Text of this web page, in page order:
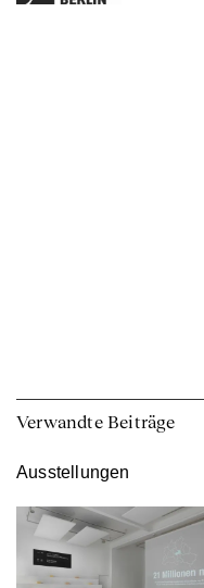
Verwandte Beiträge
Ausstellungen